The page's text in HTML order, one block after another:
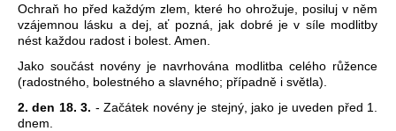
Ochraň ho před každým zlem, které ho ohrožuje, posiluj v něm
vzájemnou lásku a dej, ať pozná, jak dobré je v síle modlitby
nést každou radost i bolest. Amen.
Jako součást novény je navrhována modlitba celého růžence
(radostného, bolestného a slavného; případně i světla).
2. den 18. 3. - Začátek novény je stejný, jako je uveden před 1.
dnem.